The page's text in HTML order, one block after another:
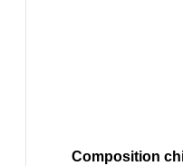
Composition